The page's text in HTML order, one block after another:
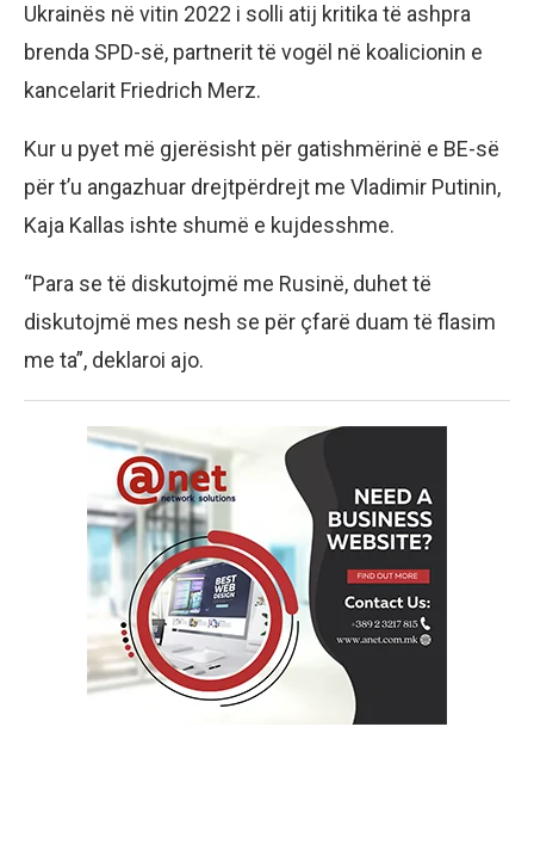
Ukrainës në vitin 2022 i solli atij kritika të ashpra
brenda SPD-së, partnerit të vogël në koalicionin e
kancelarit Friedrich Merz.
Kur u pyet më gjerësisht për gatishmërinë e BE-së
për t’u angazhuar drejtpërdrejt me Vladimir Putinin,
Kaja Kallas ishte shumë e kujdesshme.
“Para se të diskutojmë me Rusinë, duhet të
diskutojmë mes nesh se për çfarë duam të flasim
me ta”, deklaroi ajo.